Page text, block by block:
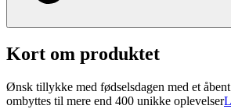
Kort om produktet
Ønsk tillykke med fødselsdagen med et
ombyttes til mere end 400 unikke oplevelser